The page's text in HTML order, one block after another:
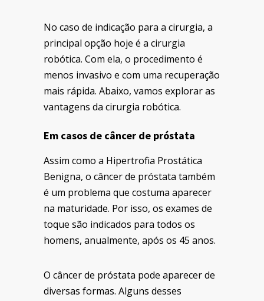
No caso de indicação para a cirurgia, a
principal opção hoje é a cirurgia
robótica. Com ela, o procedimento é
menos invasivo e com uma recuperação
mais rápida. Abaixo, vamos explorar as
vantagens da cirurgia robótica.
Em casos de câncer de próstata
Assim como a Hipertrofia Prostática
Benigna, o câncer de próstata também
é um problema que costuma aparecer
na maturidade. Por isso, os exames de
toque são indicados para todos os
homens, anualmente, após os 45 anos.
O câncer de próstata pode aparecer de
diversas formas. Alguns desses